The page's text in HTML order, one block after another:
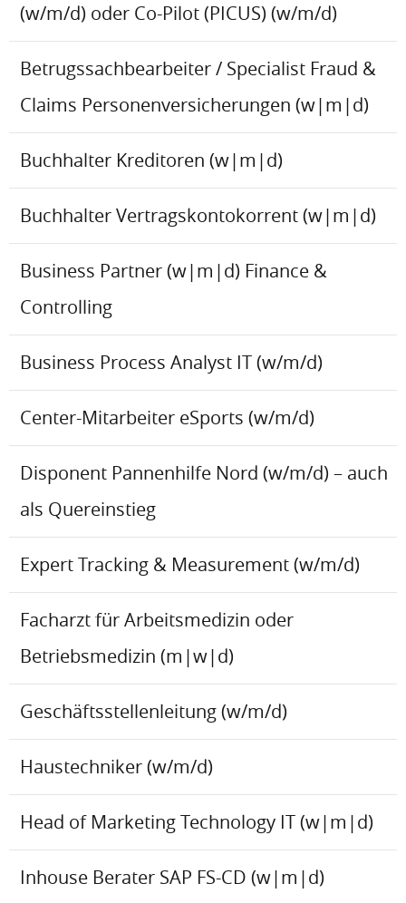
(w/m/d) oder Co-Pilot (PICUS) (w/m/d)
Betrugssachbearbeiter / Specialist Fraud &
Claims Personenversicherungen (w|m|d)
Buchhalter Kreditoren (w|m|d)
Buchhalter Vertragskontokorrent (w|m|d)
Business Partner (w|m|d) Finance &
Controlling
Business Process Analyst IT (w/m/d)
Center-Mitarbeiter eSports (w/m/d)
Disponent Pannenhilfe Nord (w/m/d) – auch
als Quereinstieg
Expert Tracking & Measurement (w/m/d)
Facharzt für Arbeitsmedizin oder
Betriebsmedizin (m|w|d)
Geschäftsstellenleitung (w/m/d)
Haustechniker (w/m/d)
Head of Marketing Technology IT (w|m|d)
Inhouse Berater SAP FS-CD (w|m|d)